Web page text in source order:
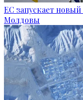
ЕС запускает
Молдовы